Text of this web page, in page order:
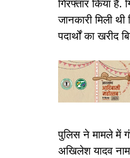
गिरफ्तार किया
जानकारी मिली
पदार्थों का खरीद
पुलिस ने मामले में
अखिलेश यादव